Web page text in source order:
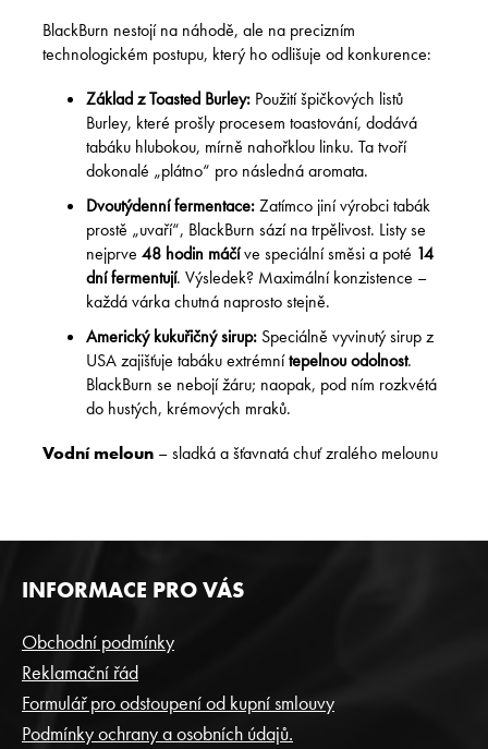
BlackBurn nestojí na náhodě, ale na precizním
technologickém postupu, který ho odlišuje od konkurence:
Základ z Toasted Burley: Použití špičkových listů
Burley, které prošly procesem toastování, dodává
tabáku hlubokou, mírně nahořklou linku. Ta tvoří
dokonalé „plátno“ pro následná aromata.
Dvoutýdenní fermentace:Zatímco jiní výrobci tabák
prostě „uvaří“, BlackBurn sází na trpělivost. Listy se
nejprve 48 hodin máčíve speciální směsi a poté 14
dní fermentují. Výsledek? Maximální konzistence –
každá várka chutná naprosto stejně.
Americký kukuřičný sirup: Speciálně vyvinutý sirup z
USA zajišťuje tabáku extrémnítepelnou odolnost.
BlackBurn se nebojí žáru; naopak, pod ním rozkvétá
do hustých, krémových mraků.
Vodní meloun – sladká a šťavnatá chuť zralého melounu​
Z
Á
P
A
T
Í
INFORMACE PRO VÁS
Obchodní podmínky
Reklamační řád
Formulář pro odstoupení od kupní smlouvy
Podmínky ochrany a osobních údajů.